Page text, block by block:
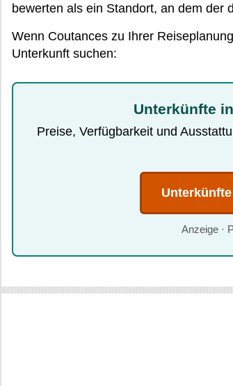
bewerten als ein Standort, an dem der
Wenn Coutances zu Ihrer
Unterkunft suchen:
Unterkünfte
Preise, Verfügbarkeit und
Anzeige ·